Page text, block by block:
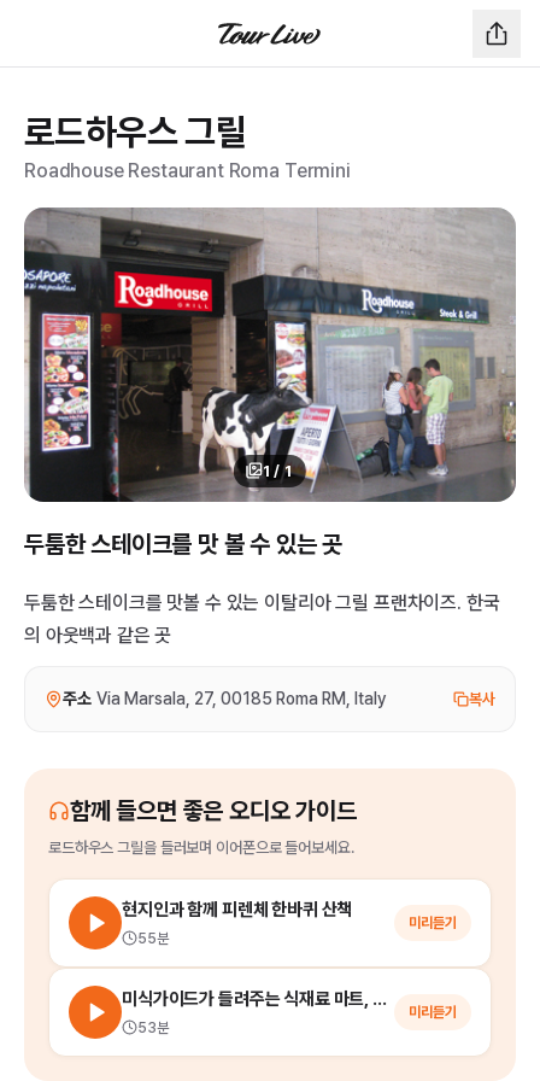
로드하우스 그릴
Roadhouse Restaurant Roma Termini
1 /1
두툼한 스테이크를 맛 볼 수 있는 곳
두툼한 스테이크를 맛볼 수 있는 이탈리아 그릴 프랜차이즈. 한국
의 아웃백과 같은 곳
주소 Via Marsala, 27, 00185 Roma RM, Italy 복사
함께 들으면 좋은 오디오 가이드
로드하우스 그릴을들러보며 이어폰으로 들어보세요.
현지인과 함께 피렌체 한바퀴 산책
55분
미리듣기
미식가이드가 들려주는 식재료 마트, 잇탈리 (Eataly) 쇼핑의 모든 것!
53분
미리듣기